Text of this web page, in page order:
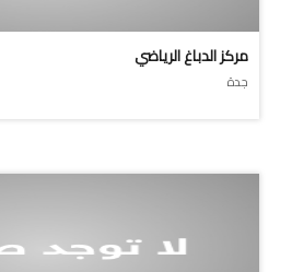
مركز الدباغ الرياضي
جدة